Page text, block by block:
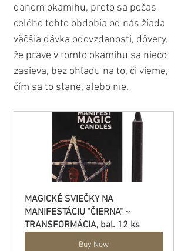
danom okamihu, preto sa počas
celého tohto obdobia od nás žiada
väčšia dávka odovzdanosti, dôvery,
že práve v tomto okamihu sa niečo
zasieva, bez ohľadu na to, či vieme,
čím sa to stane, alebo nie.
MAGICKÉ SVIEČKY NA
MANIFESTÁCIU "ČIERNA" ~
TRANSFORMÁCIA, bal. 12 ks
Buy Now